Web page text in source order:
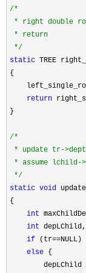
/*
* right double
* return
*/
static TREE
{
return
}
/*
* update tr-
* assume lchild-
*/
static void
{
int
int
if (tr==NULL)
else {
        depLChild